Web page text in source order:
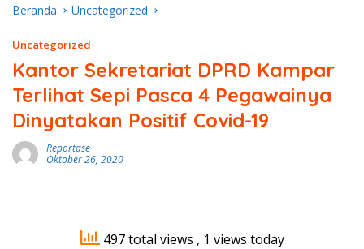
Beranda Uncategorized
Uncategorized
Kantor Sekretariat DPRD Kampar
Terlihat Sepi Pasca 4 Pegawainya
Dinyatakan Positif Covid-19
Reportase
Oktober 26, 2020
497 total views , 1 views today